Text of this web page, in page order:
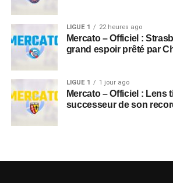
LIGUE 1 22 heures ago
Mercato – Officiel :
grand espoir prêté par
LIGUE 1 1 jour ago
Mercato – Officiel : Lens
successeur de son